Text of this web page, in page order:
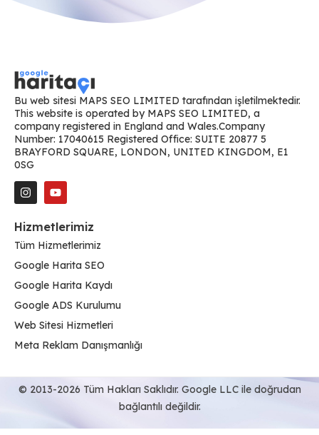
Bu web sitesi MAPS SEO LIMITED tarafından işletilmektedir.
This website is operated by MAPS SEO LIMITED, a
company registered in England and Wales.Company
Number: 17040615 Registered Office: SUITE 20877 5
BRAYFORD SQUARE, LONDON, UNITED KINGDOM, E1
0SG
Hizmetlerimiz
Tüm Hizmetlerimiz
Google Harita SEO
Google Harita Kaydı
Google ADS Kurulumu
Web Sitesi Hizmetleri
Meta Reklam Danışmanlığı
© 2013-2026 Tüm Hakları Saklıdır. Google LLC ile doğrudan
bağlantılı değildir.